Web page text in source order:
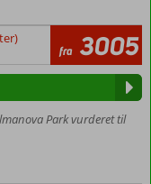
fra 3005
Park vurderet til